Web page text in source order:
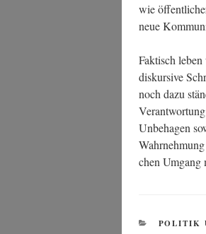
wie
neue
Fak­tisch
dis­kur­si­ve
noch dazu
Unbe­ha­gen
chen Umgang
POLITIK